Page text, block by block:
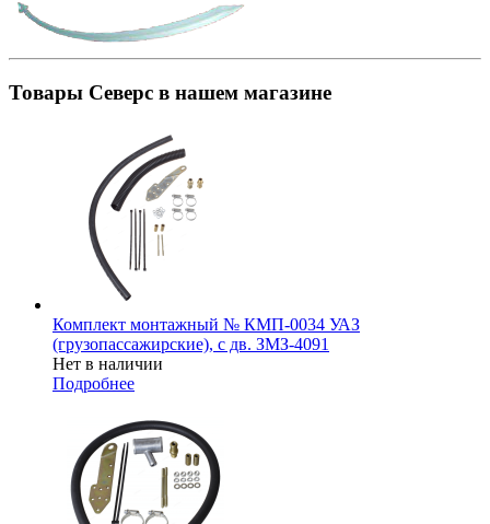
Товары Северс в нашем магазине
Комплект монтажный № КМП-0034 УАЗ
(грузопассажирские), с дв. ЗМЗ-4091
Нет в наличии
Подробнее